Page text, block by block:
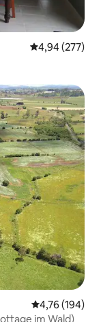
4,94 (277)
4,76 (194)
im Wald)